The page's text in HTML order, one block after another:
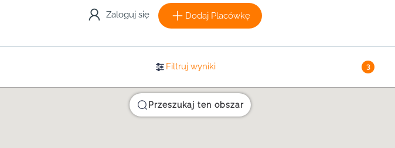
Zaloguj się Dodaj Placówkę
Filtruj wyniki 3
Przeszukaj ten obszar